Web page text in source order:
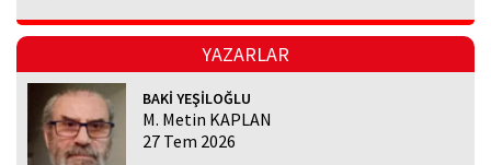
YAZARLAR
BAKİ YEŞİLOĞLU
M. Metin KAPLAN
27 Tem 2026